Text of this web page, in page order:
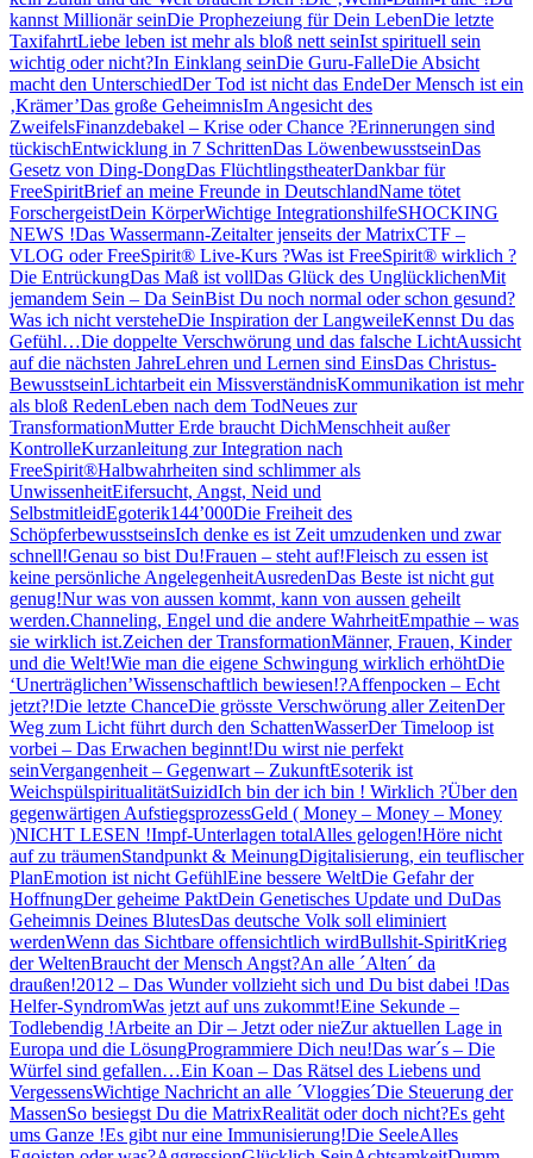
kannst Millionär seinDie Prophezeiung für Dein LebenDie letzte
TaxifahrtLiebe leben ist mehr als bloß nett seinIst spirituell sein
wichtig oder nicht?In Einklang seinDie Guru-FalleDie Absicht
macht den UnterschiedDer Tod ist nicht das EndeDer Mensch ist ein
‚Krämer’Das große GeheimnisIm Angesicht des
ZweifelsFinanzdebakel – Krise oder Chance ?Erinnerungen sind
tückischEntwicklung in 7 SchrittenDas LöwenbewusstseinDas
Gesetz von Ding-DongDas FlüchtlingstheaterDankbar für
FreeSpiritBrief an meine Freunde in DeutschlandName tötet
ForschergeistDein KörperWichtige IntegrationshilfeSHOCKING
NEWS !Das Wassermann-Zeitalter jenseits der MatrixCTF –
VLOG oder FreeSpirit® Live-Kurs ?Was ist FreeSpirit® wirklich ?
Die EntrückungDas Maß ist vollDas Glück des UnglücklichenMit
jemandem Sein – Da SeinBist Du noch normal oder schon gesund?
Was ich nicht versteheDie Inspiration der LangweileKennst Du das
Gefühl…Die doppelte Verschwörung und das falsche LichtAussicht
auf die nächsten JahreLehren und Lernen sind EinsDas Christus-
BewusstseinLichtarbeit ein MissverständnisKommunikation ist mehr
als bloß RedenLeben nach dem TodNeues zur
TransformationMutter Erde braucht DichMenschheit außer
KontrolleKurzanleitung zur Integration nach
FreeSpirit®Halbwahrheiten sind schlimmer als
UnwissenheitEifersucht, Angst, Neid und
SelbstmitleidEgoterik144’000Die Freiheit des
SchöpferbewusstseinsIch denke es ist Zeit umzudenken und zwar
schnell!Genau so bist Du!Frauen – steht auf!Fleisch zu essen ist
keine persönliche AngelegenheitAusredenDas Beste ist nicht gut
genug!Nur was von aussen kommt, kann von aussen geheilt
werden.Channeling, Engel und die andere WahrheitEmpathie – was
sie wirklich ist.Zeichen der TransformationMänner, Frauen, Kinder
und die Welt!Wie man die eigene Schwingung wirklich erhöhtDie
‘Unerträglichen’Wissenschaftlich bewiesen!?Affenpocken – Echt
jetzt?!Die letzte ChanceDie grösste Verschwörung aller ZeitenDer
Weg zum Licht führt durch den SchattenWasserDer Timeloop ist
vorbei – Das Erwachen beginnt!Du wirst nie perfekt
seinVergangenheit – Gegenwart – ZukunftEsoterik ist
WeichspülspiritualitätSuizidIch bin der ich bin ! Wirklich ?Über den
gegenwärtigen AufstiegsprozessGeld ( Money – Money – Money
)NICHT LESEN !Impf-Unterlagen totalAlles gelogen!Höre nicht
auf zu träumenStandpunkt & MeinungDigitalisierung, ein teuflischer
PlanEmotion ist nicht GefühlEine bessere WeltDie Gefahr der
HoffnungDer geheime PaktDein Genetisches Update und DuDas
Geheimnis Deines BlutesDas deutsche Volk soll eliminiert
werdenWenn das Sichtbare offensichtlich wirdBullshit-SpiritKrieg
der WeltenBraucht der Mensch Angst?An alle ´Alten´ da
draußen!2012 – Das Wunder vollzieht sich und Du bist dabei !Das
Helfer-SyndromWas jetzt auf uns zukommt!Eine Sekunde –
Todlebendig !Arbeite an Dir – Jetzt oder nieZur aktuellen Lage in
Europa und die LösungProgrammiere Dich neu!Das war´s – Die
Würfel sind gefallen…Ein Koan – Das Rätsel des Liebens und
VergessensWichtige Nachricht an alle ´Vloggies´Die Steuerung der
MassenSo besiegst Du die MatrixRealität oder doch nicht?Es geht
ums Ganze !Es gibt nur eine Immunisierung!Die SeeleAlles